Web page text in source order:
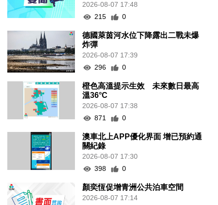
2026-08-07 17:48
215
0
德國萊茵河水位下降露出二戰未爆
炸彈
2026-08-07 17:39
296
0
橙色高溫提示生效 未來數日最高
溫36°C
2026-08-07 17:38
871
0
澳車北上APP優化界面 增已預約通
關紀錄
2026-08-07 17:30
398
0
顏奕恆促增青洲公共泊車空間
2026-08-07 17:14